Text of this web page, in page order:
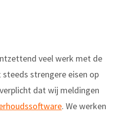
veel werk met de
strengere eisen op
dat wij meldingen
. We werken